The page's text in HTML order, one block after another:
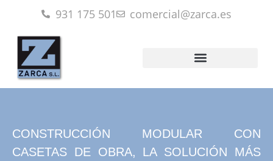
931 175 501 comercial@zarca.es
CONSTRUCCIÓN MODULAR CON
CASETAS DE OBRA, LA SOLUCIÓN MÁS